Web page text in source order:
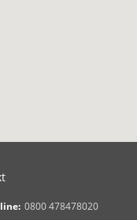
0800 478478020